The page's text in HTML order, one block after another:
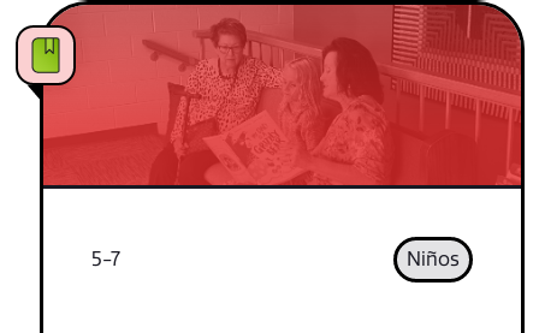
5-7 Niños